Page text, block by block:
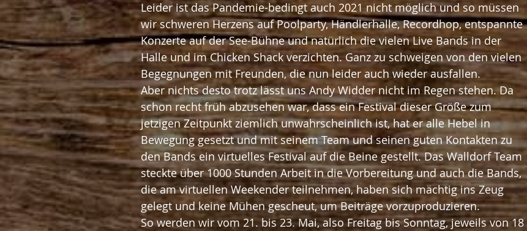
Leider ist das Pandemie-bedingt auch 2021 nicht möglich und so müssen
wir schweren Herzens auf Poolparty, Händlerhalle, Recordhop, entspannte
Konzerte auf der See-Bühne und natürlich die vielen Live Bands in der
Halle und im Chicken Shack verzichten. Ganz zu schweigen von den vielen
Begegnungen mit Freunden, die nun leider auch wieder ausfallen.
Aber nichts desto trotz lässt uns Andy Widder nicht im Regen stehen. Da
schon recht früh abzusehen war, dass ein Festival dieser Größe zum
jetzigen Zeitpunkt ziemlich unwahrscheinlich ist, hat er alle Hebel in
Bewegung gesetzt und mit seinem Team und seinen guten Kontakten zu
den Bands ein virtuelles Festival auf die Beine gestellt. Das Walldorf Team
steckte über 1000 Stunden Arbeit in die Vorbereitung und auch die Bands,
die am virtuellen Weekender teilnehmen, haben sich mächtig ins Zeug
gelegt und keine Mühen gescheut, um Beiträge vorzuproduzieren.
So werden wir vom 21. bis 23. Mai, also Freitag bis Sonntag, jeweils von 18